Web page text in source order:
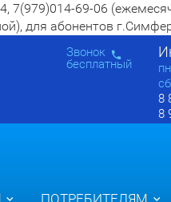
69-06
для абонентов
8
8
Звонок
бесплатный
ПОТРЕБИТЕЛЯМ